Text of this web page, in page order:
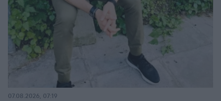
07.08.2026, 07:19